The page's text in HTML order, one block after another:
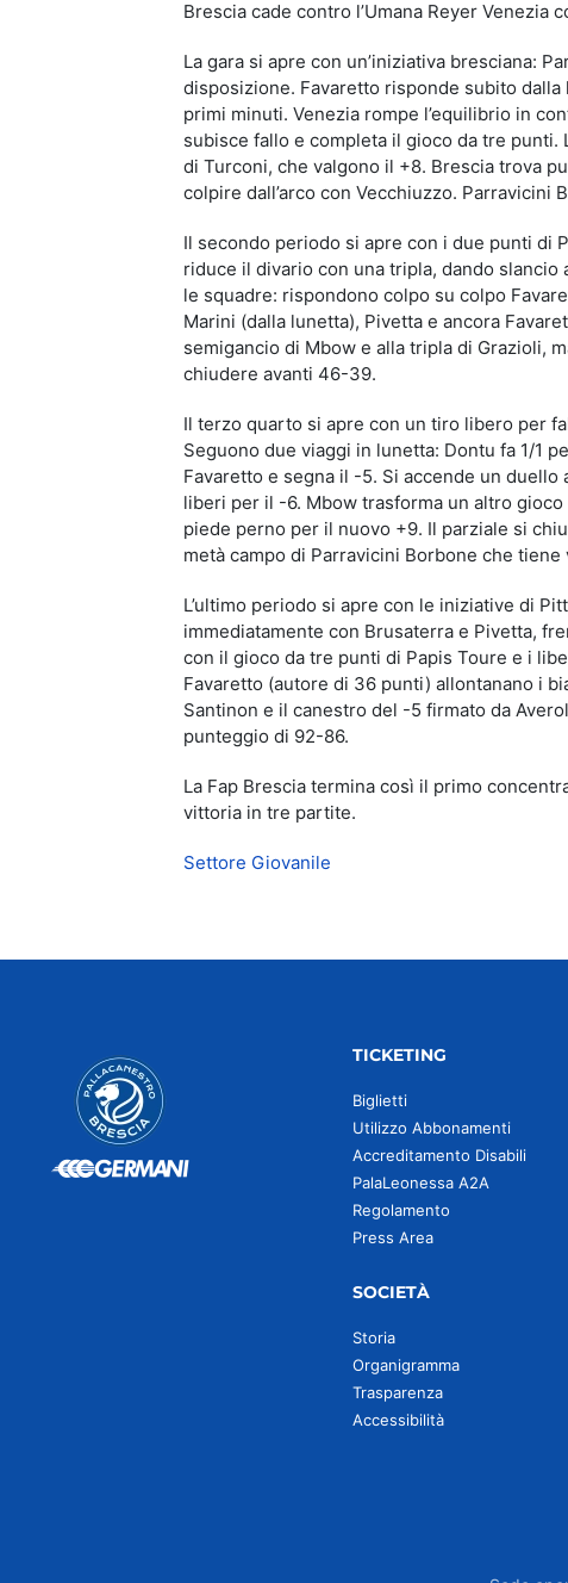
Brescia cade contro l’Umana Reyer Venezia
La gara si apre con un’iniziativa bresciana:
disposizione. Favaretto risponde subito
primi minuti. Venezia rompe l’equilibrio in
subisce fallo e completa il gioco da tre punti.
di Turconi, che valgono il +8. Brescia trova
colpire dall’arco con Vecchiuzzo.
Il secondo periodo si apre con i due punti di
riduce il divario con una tripla, dando slancio
le squadre: rispondono colpo su colpo
Marini (dalla lunetta), Pivetta e ancora
semigancio di Mbow e alla tripla di Grazioli,
chiudere avanti 46-39.
Il terzo quarto si apre con un tiro libero per
Seguono due viaggi in lunetta: Dontu fa 1/1
Favaretto e segna il -5. Si accende un duello
liberi per il -6. Mbow trasforma un altro
piede perno per il nuovo +9. Il parziale si
metà campo di Parravicini Borbone che
L’ultimo periodo si apre con le iniziative di
immediatamente con Brusaterra e Pivetta,
con il gioco da tre punti di Papis Toure e i
Favaretto (autore di 36 punti) allontanano i
Santinon e il canestro del -5 firmato da
punteggio di 92-86.
La Fap Brescia termina così il primo
vittoria in tre partite.
Settore Giovanile
TICKETING
Biglietti
Utilizzo Abbonamenti
Accreditamento Disabili
PalaLeonessa A2A
Regolamento
Press Area
SOCIETÀ
Storia
Organigramma
Trasparenza
Accessibilità